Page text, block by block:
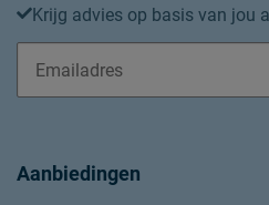
Krijg advies op basis van jou
Aanbiedingen